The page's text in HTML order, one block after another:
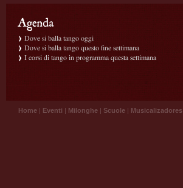
Dove si balla tango oggi
Dove si balla tango questo fine settimana
I corsi di tango in programma questa settimana
Home | Eventi | Milonghe | Scuole | Musicalizadores